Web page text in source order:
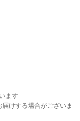
ます
けする場合がございま